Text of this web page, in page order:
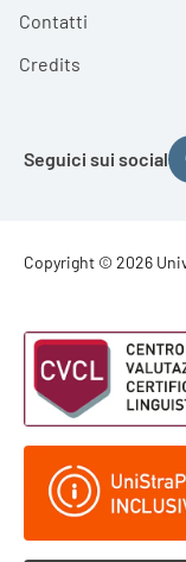
Contatti
Credits
Seguici sui social
Footer -
Copyright © 2026
Footer -